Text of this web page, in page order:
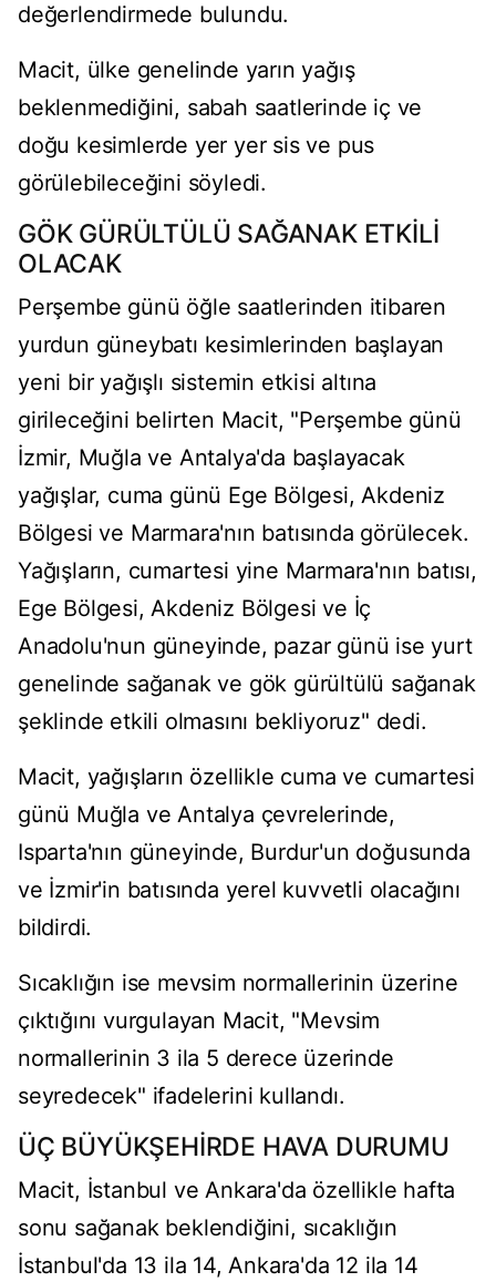
değerlendirmede bulundu.
Macit, ülke genelinde yarın yağış
beklenmediğini, sabah saatlerinde iç ve
doğu kesimlerde yer yer sis ve pus
görülebileceğini söyledi.
GÖK GÜRÜLTÜLÜ SAĞANAK ETKİLİ
OLACAK
Perşembe günü öğle saatlerinden itibaren
yurdun güneybatı kesimlerinden başlayan
yeni bir yağışlı sistemin etkisi altına
girileceğini belirten Macit, "Perşembe günü
İzmir, Muğla ve Antalya'da başlayacak
yağışlar, cuma günü Ege Bölgesi, Akdeniz
Bölgesi ve Marmara'nın batısında görülecek.
Yağışların, cumartesi yine Marmara'nın batısı,
Ege Bölgesi, Akdeniz Bölgesi ve İç
Anadolu'nun güneyinde, pazar günü ise yurt
genelinde sağanak ve gök gürültülü sağanak
şeklinde etkili olmasını bekliyoruz" dedi.
Macit, yağışların özellikle cuma ve cumartesi
günü Muğla ve Antalya çevrelerinde,
Isparta'nın güneyinde, Burdur'un doğusunda
ve İzmir'in batısında yerel kuvvetli olacağını
bildirdi.
Sıcaklığın ise mevsim normallerinin üzerine
çıktığını vurgulayan Macit, "Mevsim
normallerinin 3 ila 5 derece üzerinde
seyredecek" ifadelerini kullandı.
ÜÇ BÜYÜKŞEHİRDE HAVA DURUMU
Macit, İstanbul ve Ankara'da özellikle hafta
sonu sağanak beklendiğini, sıcaklığın
İstanbul'da 13 ila 14, Ankara'da 12 ila 14